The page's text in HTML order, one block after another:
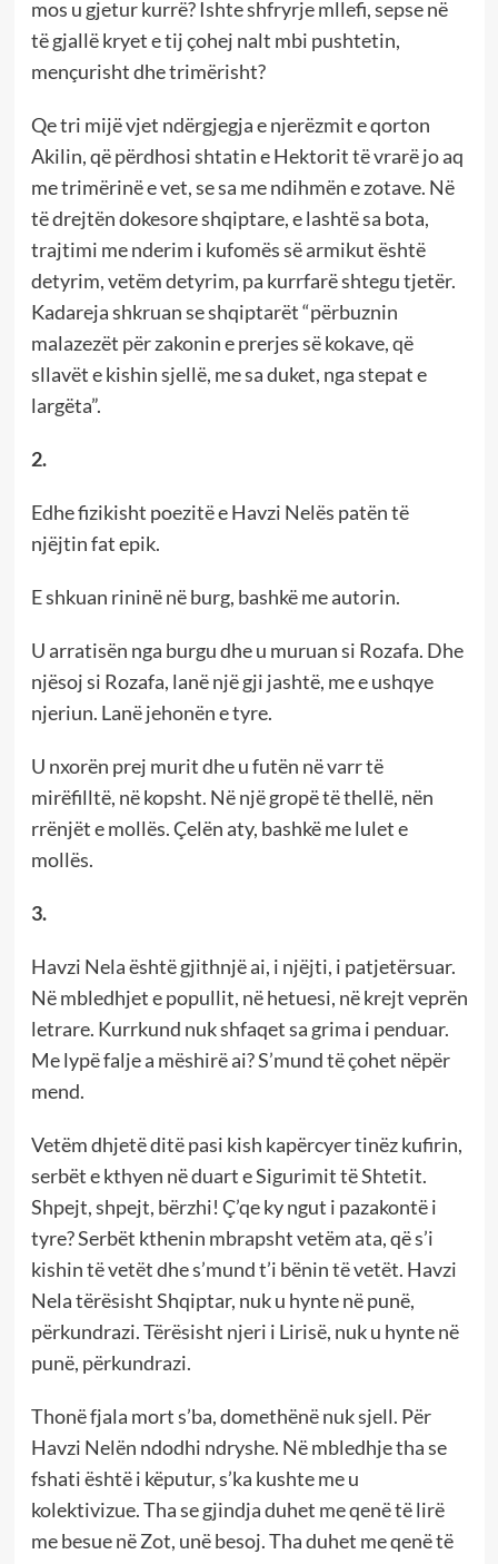
mos u gjetur kurrë? Ishte shfryrje mllefi, sepse në
të gjallë kryet e tij çohej nalt mbi pushtetin,
mençurisht dhe trimërisht?
Qe tri mijë vjet ndërgjegja e njerëzmit e qorton
Akilin, që përdhosi shtatin e Hektorit të vrarë jo aq
me trimërinë e vet, se sa me ndihmën e zotave. Në
të drejtën dokesore shqiptare, e lashtë sa bota,
trajtimi me nderim i kufomës së armikut është
detyrim, vetëm detyrim, pa kurrfarë shtegu tjetër.
Kadareja shkruan se shqiptarët “përbuznin
malazezët për zakonin e prerjes së kokave, që
sllavët e kishin sjellë, me sa duket, nga stepat e
largëta”.
2.
Edhe fizikisht poezitë e Havzi Nelës patën të
njëjtin fat epik.
E shkuan rininë në burg, bashkë me autorin.
U arratisën nga burgu dhe u muruan si Rozafa. Dhe
njësoj si Rozafa, lanë një gji jashtë, me e ushqye
njeriun. Lanë jehonën e tyre.
U nxorën prej murit dhe u futën në varr të
mirëfilltë, në kopsht. Në një gropë të thellë, nën
rrënjët e mollës. Çelën aty, bashkë me lulet e
mollës.
3.
Havzi Nela është gjithnjë ai, i njëjti, i patjetërsuar.
Në mbledhjet e popullit, në hetuesi, në krejt veprën
letrare. Kurrkund nuk shfaqet sa grima i penduar.
Me lypë falje a mëshirë ai? S’mund të çohet nëpër
mend.
Vetëm dhjetë ditë pasi kish kapërcyer tinëz kufirin,
serbët e kthyen në duart e Sigurimit të Shtetit.
Shpejt, shpejt, bërzhi! Ç’qe ky ngut i pazakontë i
tyre? Serbët kthenin mbrapsht vetëm ata, që s’i
kishin të vetët dhe s’mund t’i bënin të vetët. Havzi
Nela tërësisht Shqiptar, nuk u hynte në punë,
përkundrazi. Tërësisht njeri i Lirisë, nuk u hynte në
punë, përkundrazi.
Thonë fjala mort s’ba, domethënë nuk sjell. Për
Havzi Nelën ndodhi ndryshe. Në mbledhje tha se
fshati është i këputur, s’ka kushte me u
kolektivizue. Tha se gjindja duhet me qenë të lirë
me besue në Zot, unë besoj. Tha duhet me qenë të